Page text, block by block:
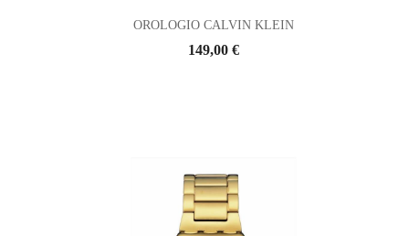
OROLOGIO CALVIN KLEIN
149,00 €